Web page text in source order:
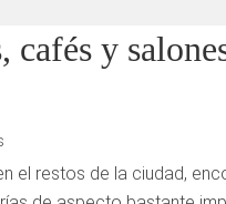
cafés y
el restos de la ciudad,